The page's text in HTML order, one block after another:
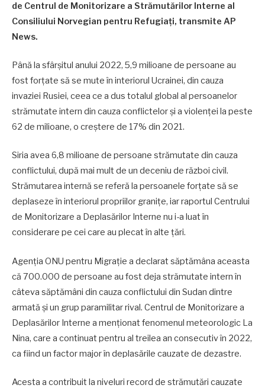
de Centrul de Monitorizare a Strămutărilor Interne al
Consiliului Norvegian pentru Refugiați, transmite AP
News.
Până la sfârșitul anului 2022, 5,9 milioane de persoane au
fost forțate să se mute în interiorul Ucrainei, din cauza
invaziei Rusiei, ceea ce a dus totalul global al persoanelor
strămutate intern din cauza conflictelor și a violenței la peste
62 de milioane, o creștere de 17% din 2021.
Siria avea 6,8 milioane de persoane strămutate din cauza
conflictului, după mai mult de un deceniu de război civil.
Strămutarea internă se referă la persoanele forțate să se
deplaseze în interiorul propriilor granițe, iar raportul Centrului
de Monitorizare a Deplasărilor Interne nu i-a luat în
considerare pe cei care au plecat în alte țări.
Agenția ONU pentru Migrație a declarat săptămâna aceasta
că 700.000 de persoane au fost deja strămutate intern în
câteva săptămâni din cauza conflictului din Sudan dintre
armată și un grup paramilitar rival. Centrul de Monitorizare a
Deplasărilor Interne a menționat fenomenul meteorologic La
Nina, care a continuat pentru al treilea an consecutiv în 2022,
ca fiind un factor major în deplasările cauzate de dezastre.
Acesta a contribuit la niveluri record de strămutări cauzate